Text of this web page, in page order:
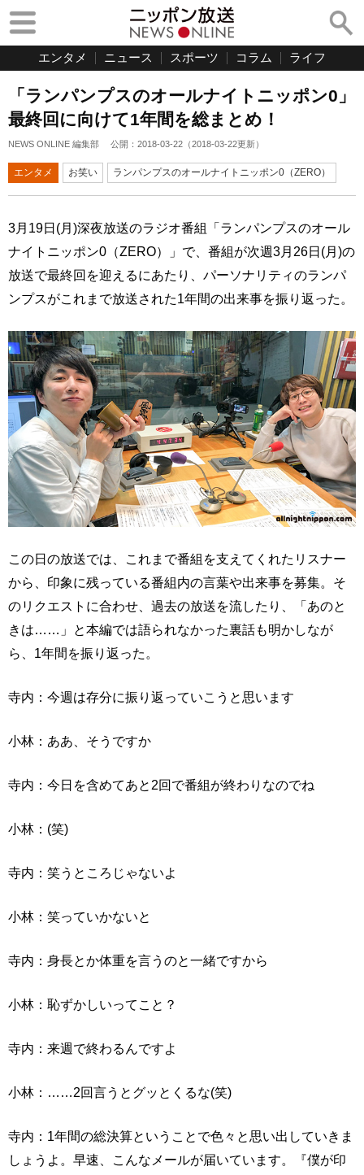
エンタメ ニュース スポーツ コラム ライフ
「ランパンプスのオールナイトニッポン0」
最終回に向けて1年間を総まとめ！
NEWS ONLINE 編集部 公開： 2018-03-22 （2018-03-22更新）
エンタメ お笑い ランパンプスのオールナイトニッポン0（ZERO）
3月19日(月)深夜放送のラジオ番組「ランパンプスのオール
ナイトニッポン0（ZERO）」で、番組が次週3月26日(月)の
放送で最終回を迎えるにあたり、パーソナリティのランパ
ンプスがこれまで放送された1年間の出来事を振り返った。
この日の放送では、これまで番組を支えてくれたリスナー
から、印象に残っている番組内の言葉や出来事を募集。そ
のリクエストに合わせ、過去の放送を流したり、「あのと
きは……」と本編では語られなかった裏話も明かしなが
ら、1年間を振り返った。
寺内：今週は存分に振り返っていこうと思います
小林：ああ、そうですか
寺内：今日を含めてあと2回で番組が終わりなのでね
小林：(笑)
寺内：笑うところじゃないよ
小林：笑っていかないと
寺内：身長とか体重を言うのと一緒ですから
小林：恥ずかしいってこと？
寺内：来週で終わるんですよ
小林：……2回言うとグッとくるな(笑)
寺内：1年間の総決算ということで色々と思い出していきま
しょうよ。早速、こんなメールが届いています。『僕が印